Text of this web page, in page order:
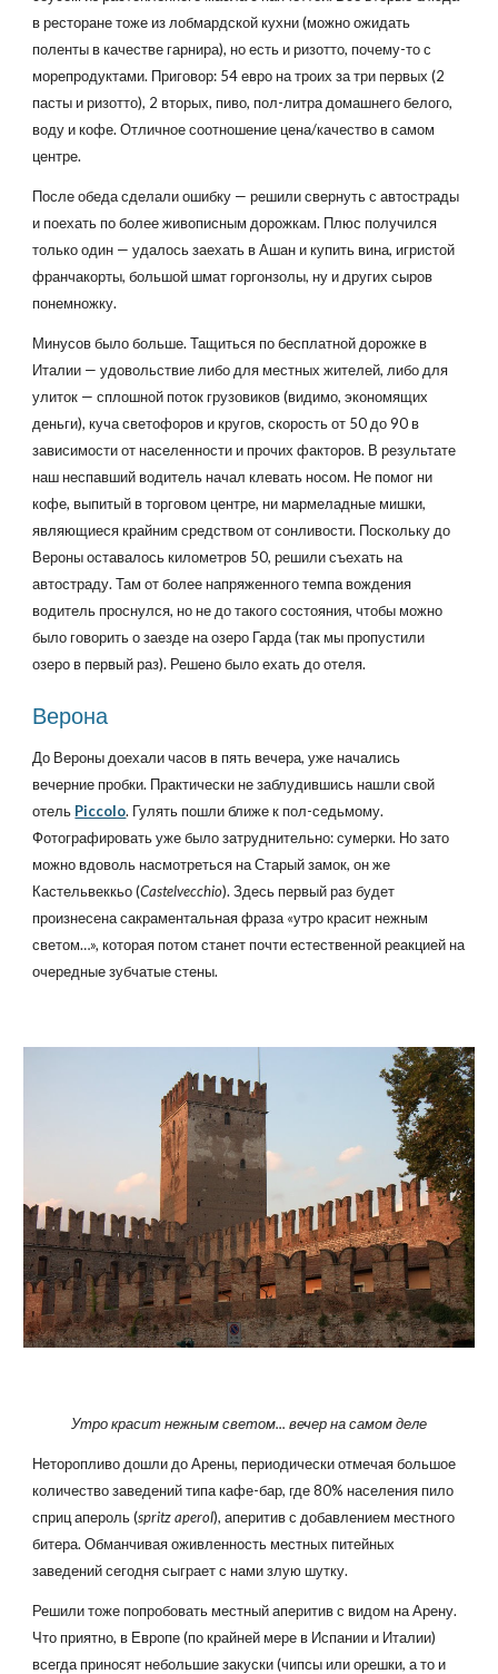
в ресторане тоже из лобмардской кухни (можно ожидать
поленты в качестве гарнира), но есть и ризотто, почему-то с
морепродуктами. Приговор: 54 евро на троих за три первых (2
пасты и ризотто), 2 вторых, пиво, пол-литра домашнего белого,
воду и кофе. Отличное соотношение цена/качество в самом
центре.
После обеда сделали ошибку — решили свернуть с автострады
и поехать по более живописным дорожкам. Плюс получился
только один — удалось заехать в Ашан и купить вина, игристой
франчакорты, большой шмат горгонзолы, ну и других сыров
понемножку.
Минусов было больше. Тащиться по бесплатной дорожке в
Италии — удовольствие либо для местных жителей, либо для
улиток — сплошной поток грузовиков (видимо, экономящих
деньги), куча светофоров и кругов, скорость от 50 до 90 в
зависимости от населенности и прочих факторов. В результате
наш неспавший водитель начал клевать носом. Не помог ни
кофе, выпитый в торговом центре, ни мармеладные мишки,
являющиеся крайним средством от сонливости. Поскольку до
Вероны оставалось километров 50, решили съехать на
автостраду. Там от более напряженного темпа вождения
водитель проснулся, но не до такого состояния, чтобы можно
было говорить о заезде на озеро Гарда (так мы пропустили
озеро в первый раз). Решено было ехать до отеля.
Верона
До Вероны доехали часов в пять вечера, уже начались
вечерние пробки. Практически не заблудившись нашли свой
отель Piccolo. Гулять пошли ближе к пол-седьмому.
Фотографировать уже было затруднительно: сумерки. Но зато
можно вдоволь насмотреться на Старый замок, он же
Кастельвеккьо (Castelvecchio). Здесь первый раз будет
произнесена сакраментальная фраза «утро красит нежным
светом…», которая потом станет почти естественной реакцией на
очередные зубчатые стены.
Утро красит нежным светом... вечер на самом деле
Неторопливо дошли до Арены, периодически отмечая большое
количество заведений типа кафе-бар, где 80% населения пило
сприц апероль (spritz aperol), аперитив с добавлением местного
битера. Обманчивая оживленность местных питейных
заведений сегодня сыграет с нами злую шутку.
Решили тоже попробовать местный аперитив с видом на Арену.
Что приятно, в Европе (по крайней мере в Испании и Италии)
всегда приносят небольшие закуски (чипсы или орешки, а то и